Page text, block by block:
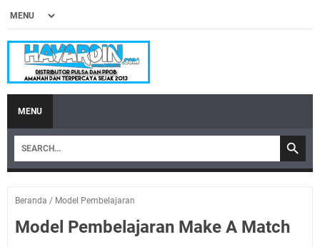
MENU
Beranda / Model Pembelajaran
Model Pembelajaran Make A Match